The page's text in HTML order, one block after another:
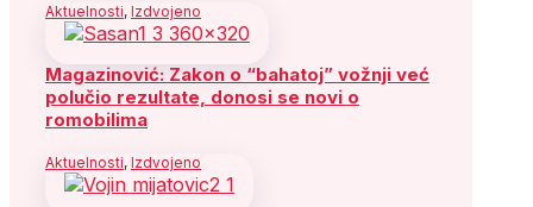
Aktuelnosti, Izdvojeno
Magazinović: Zakon o “bahatoj” vožnji već
polučio rezultate, donosi se novi o
romobilima
Aktuelnosti, Izdvojeno